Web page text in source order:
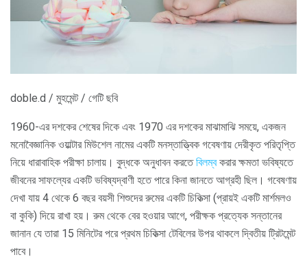
doble.d / মুহমেন্ট / গেটি ছবি
1960-এর দশকের শেষের দিকে এবং 1970 এর দশকের মাঝামাঝি সময়ে, একজন
মনোবৈজ্ঞানিক ওয়াল্টার মিউশেল নামের একটি মনস্তাত্ত্বিক গবেষণায় দেরীকৃত পরিতৃপ্তি
নিয়ে ধারাবাহিক পরীক্ষা চালায়। বুদ্ধকে অনুধাবন করতেবিলম্বকরার ক্ষমতা ভবিষ্যতে
জীবনের সাফল্যের একটি ভবিষ্যদ্বাণী হতে পারে কিনা জানতে আগ্রহী ছিল। গবেষণায়
দেখা যায় 4 থেকে 6 বছর বয়সী শিশুদের রুমের একটি চিকিত্সা (প্রায়ই একটি মার্শমলও
বা কুকি) দিয়ে রাখা হয়। রুম থেকে বের হওয়ার আগে, পরীক্ষক প্রত্যেক সন্তানের
জানান যে তারা 15 মিনিটের পরে প্রথম চিকিত্সা টেবিলের উপর থাকলে দ্বিতীয় ট্রিটমেন্ট
পাবে।